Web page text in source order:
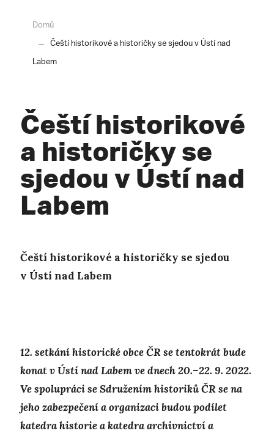
Domů
Čeští historikové a historičky se sjedou v Ústí nad
Labem
Čeští historikové
a historičky se
sjedou v Ústí nad
Labem
Čeští historikové a historičky se sjedou
v Ústí nad Labem
12. setkání historické obce ČR se tentokrát bude
konat v Ústí nad Labem ve dnech 20.–22. 9. 2022.
Ve spolupráci se Sdružením historiků ČR se na
jeho zabezpečení a organizaci budou podílet
katedra historie a katedra archivnictví a